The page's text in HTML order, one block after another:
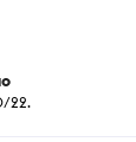
22.